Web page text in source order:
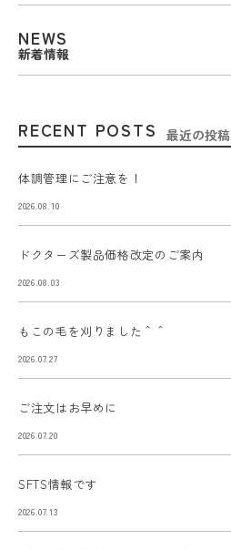
NEWS
新着情報
RECENT POSTS 最近の投稿
体調管理にご注意を！
2026.08.10
ドクターズ製品価格改定のご案内
2026.08.03
もこの毛を刈りました＾＾
2026.07.27
ご注文はお早めに
2026.07.20
SFTS情報です
2026.07.13